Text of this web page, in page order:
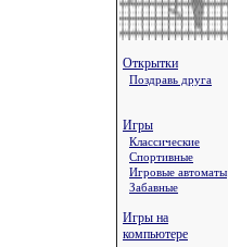
Открытки
Поздравь друга
Игры
Классические
Спортивные
Игровые автоматы
Забавные
Игры на
компьютере